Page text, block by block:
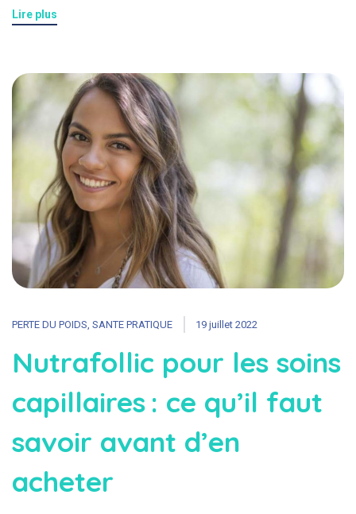
Lire plus
PERTE DU POIDS, SANTE PRATIQUE 19 juillet 2022
Nutrafollic pour les soins
capillaires : ce qu’il faut
savoir avant d’en
acheter